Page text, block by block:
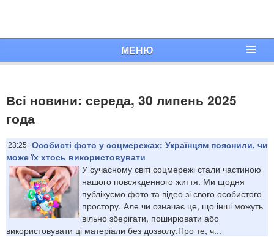
МЕНЮ
Всі новини: середа, 30 липень 2025
года
23:25
Особисті фото у соцмережах: Українцям пояснили, чи
може їх хтось використовувати
У сучасному світі соцмережі стали частиною
нашого повсякденного життя. Ми щодня
публікуємо фото та відео зі свого особистого
простору. Але чи означає це, що інші можуть
вільно зберігати, поширювати або
використовувати ці матеріали без дозволу.Про те, ч...